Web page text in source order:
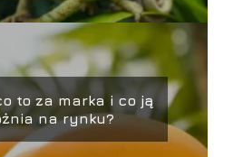
to za marka i co ją
na rynku?